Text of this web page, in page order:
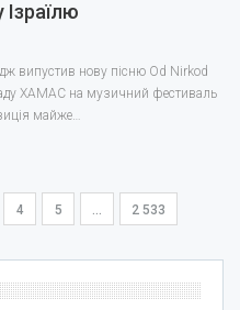
випустив нову пісню Od Nirkod
ХАМАС на музичний фестиваль
майже…
4 5 2 533